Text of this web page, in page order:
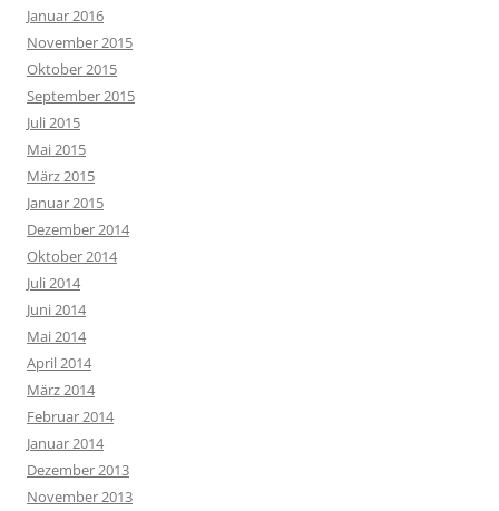
Januar 2016
November 2015
Oktober 2015
September 2015
Juli 2015
Mai 2015
März 2015
Januar 2015
Dezember 2014
Oktober 2014
Juli 2014
Juni 2014
Mai 2014
April 2014
März 2014
Februar 2014
Januar 2014
Dezember 2013
November 2013